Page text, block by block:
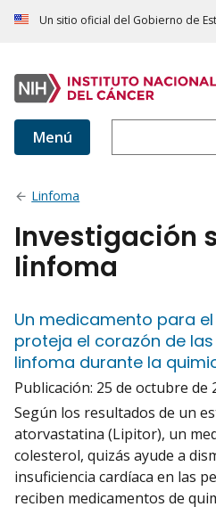
Un sitio oficial del Gobierno de
Menú
Linfoma
Investigación
linfoma
Un medicamento para
proteja el corazón de
linfoma durante la
Publicación: 25 de octubre de
Según los resultados de un
atorvastatina (Lipitor), un
colesterol, quizás ayude a
insuficiencia cardíaca en las
reciben medicamentos de